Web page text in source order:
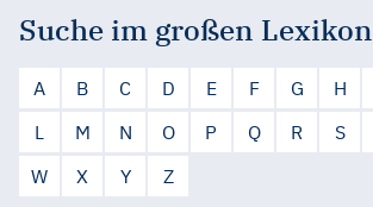
Suche im großen Lexikon
A B C D E F G H
L
M N O P Q R S
W
X Y Z